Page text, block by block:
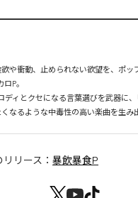
や衝動、止められない欲望を、ポッ
P。
ディとクセになる言葉選びを武器に、
くなるような中毒性の高い楽曲を生み
リース： 暴飲暴食P